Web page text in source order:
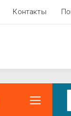
Контакты